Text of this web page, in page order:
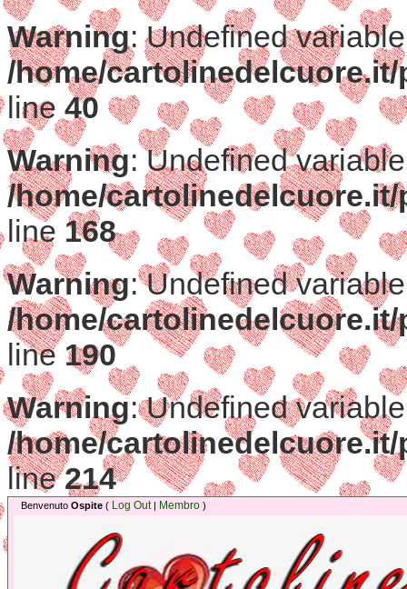
Warning: Undefined
/home/
line 40
Warning: Undefined
/home/
line 168
Warning: Undefined
/home/
line 190
Warning: Undefined
/home/
line214
Benvenuto Ospite ( Log Out| Membro )